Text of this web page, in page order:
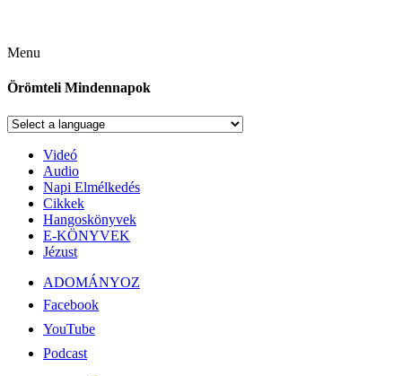
Menu
Örömteli Mindennapok
Videó
Audio
Napi Elmélkedés
Cikkek
Hangoskönyvek
E-KÖNYVEK
Jézust
ADOMÁNYOZ
Facebook
YouTube
Podcast